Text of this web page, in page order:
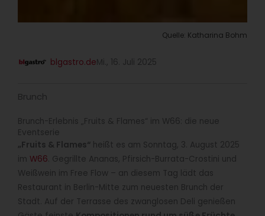
Quelle: Katharina Bohm
blgastro.deMi., 16. Juli 2025
Brunch
Brunch-Erlebnis „Fruits & Flames“ im W66: die neue
Eventserie
„Fruits & Flames“ heißt es am Sonntag, 3. August 2025
im W66 . Gegrillte Ananas, Pfirsich-Burrata-Crostini und
Weißwein im Free Flow – an diesem Tag lädt das
Restaurant in Berlin-Mitte zum neuesten Brunch der
Stadt. Auf der Terrasse des zwanglosen Deli genießen